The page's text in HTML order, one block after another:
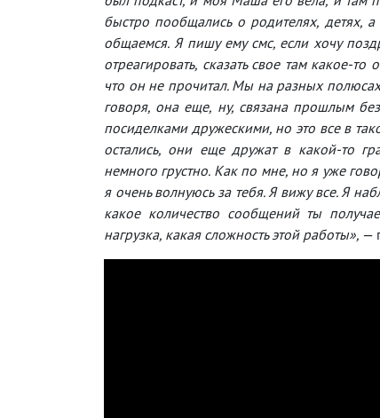
быстро пообщались о родителях,
общаемся. Я пишу ему смс, если хочу
отреагировать, сказать свое там какое-
что он не прочитал. Мы на разных
говоря, она еще, ну, связана прошлым
посиделками дружескими, но это все в
остались, они еще дружат в какой-то
немного грустно. Как по мне, но я уже
я очень волнуюсь за тебя. Я вижу все. Я
какое количество сообщений ты
нагрузка, какая сложность этой работы», —